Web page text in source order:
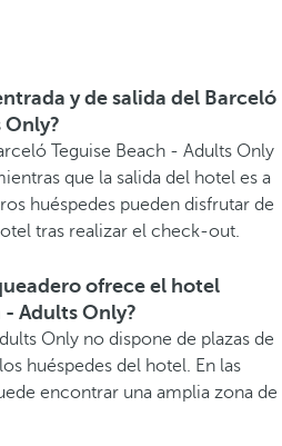
y de salida del Barceló
Only?
Teguise Beach - Adults Only
que la salida del hotel es a
huéspedes pueden disfrutar de
tras realizar el check-out.
ofrece el hotel
- Adults Only?
Only no dispone de plazas de
huéspedes del hotel. En las
encontrar una amplia zona de